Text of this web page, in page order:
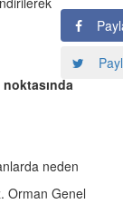
neden
Orman Genel